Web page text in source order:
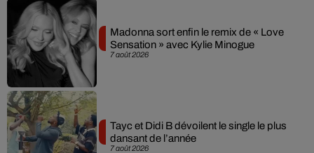
7 août 2026
Madonna sort enfin le remix de « Love
Sensation » avec Kylie Minogue
7 août 2026
Tayc et Didi B dévoilent le single le plus
dansant de l’année